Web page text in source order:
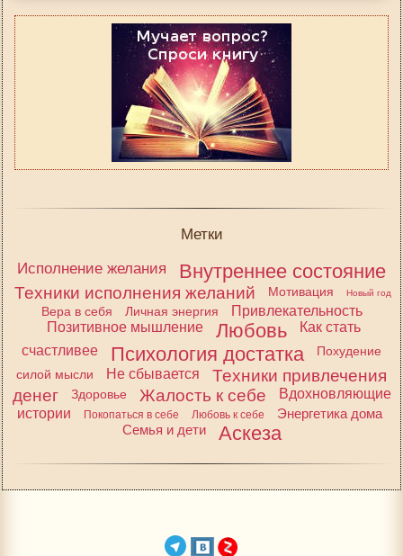
Метки
Исполнение желания
Внутреннее состояние
Техники исполнения желаний Мотивация Новый год
Вера в себя Личная энергия
Привлекательность
Позитивное мышление
Любовь
Как стать
счастливее
Психология достатка
Похудение
силой мысли
Не сбывается
Техники привлечения
денег
Здоровье Жалость к себе
Вдохновляющие
истории
Покопаться в себе Любовь к себе
Энергетика дома
Семья и дети
Аскеза